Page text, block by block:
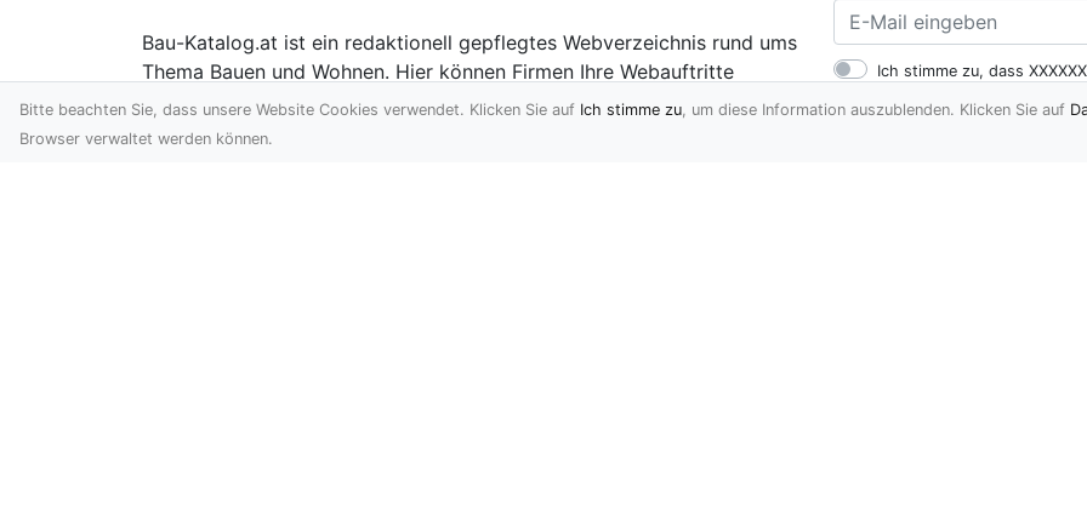
Bau-Katalog.at ist ein redaktionell gepflegtes Webverzeichnis rund ums
Thema Bauen und Wohnen. Hier können Firmen Ihre Webauftritte
präsentieren und ihre Leistungen ausführlich beschreiben. Tragen auch
Sie Ihre Firma ein.
Ich stimme zu, dass
Mail-Adresse verwendet
Bitte beachten Sie, dass unsere Website Cookies verwendet. Klicken Sie auf Ich stimme zu, um diese Information auszublenden. Klicken Sie auf
Browser verwaltet werden können.